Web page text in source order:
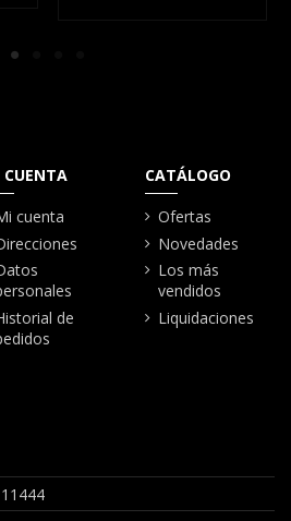
CUENTA
cuenta
de
CATÁLOGO
Ofertas
Novedades
Los más
vendidos
Liquidaciones